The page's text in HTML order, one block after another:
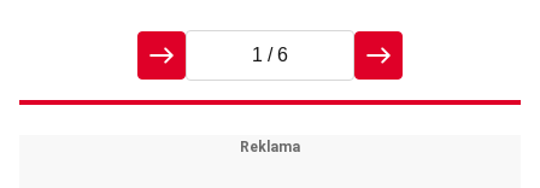
1 / 6